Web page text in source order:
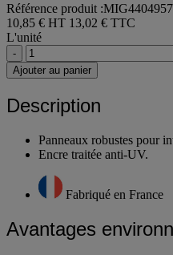
Référence produit :MIG4404957
10,85 € HT 13,02 € TTC
L'unité
-
Ajouter au panier
Description
Panneaux robustes pour
Encre traitée anti-UV.
Fabriqué en France
Avantages